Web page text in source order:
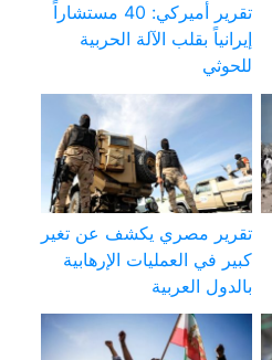
تقرير أميركي: 40 مستشاراً
إيرانياً بقلب الآلة الحربية
للحوثي
تقرير مصري يكشف عن تغير
كبير في العمليات الإرهابية
بالدول العربية